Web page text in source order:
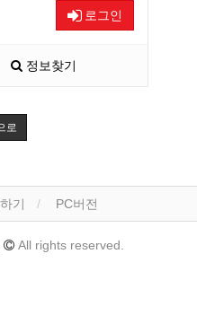
로그인
정보찾기
로
기 PC버전
All rights reserved.